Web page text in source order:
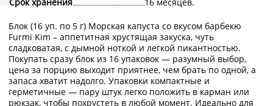
Блок (16 уп. по 5 г) Морская капуста со вкусом барбекю
Furmi Kim – аппетитная хрустящая закуска, чуть
сладковатая, с дымной ноткой и легкой пикантностью.
Покупать сразу блок из 16 упаковок — разумный выбор,
цена за порцию выходит приятнее, чем брать по одной, а
запаса хватит надолго. Упаковки компактные и
герметичные — пару штук легко положить в карман или
рюкзак, чтобы похрустеть в любой момент. Идеально для